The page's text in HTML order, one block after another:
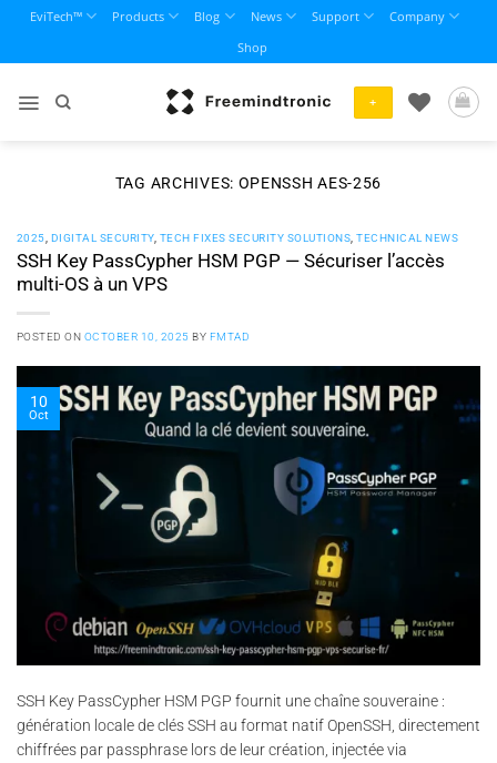
content
EviTech™ Products Blog News Support
Company
Shop
+
TAG ARCHIVES: OPENSSH AES-256
2025 DIGITAL SECURITY, TECH FIXES SECURITY SOLUTIONS ,TECHNICAL NEWS
SSH Key PassCypher HSM PGP — Sécuriser l’accès
multi-OS à un VPS
POSTED ON OCTOBER 10, 2025 BY FMTAD
10
Oct
SSH Key PassCypher HSM PGP fournit une chaîne souveraine :
génération locale de clés SSH au format natif OpenSSH, directement
chiffrées par passphrase lors de leur création, injectée via